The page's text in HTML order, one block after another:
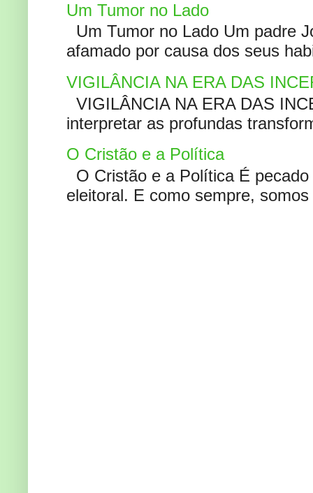
Um Tumor no Lado
Um Tumor no Lado Um padre
afamado por causa dos seus
VIGILÂNCIA NA ERA DAS
VIGILÂNCIA NA ERA DAS
interpretar as profundas
O Cristão e a Política
O Cristão e a Política É
eleitoral. E como sempre,